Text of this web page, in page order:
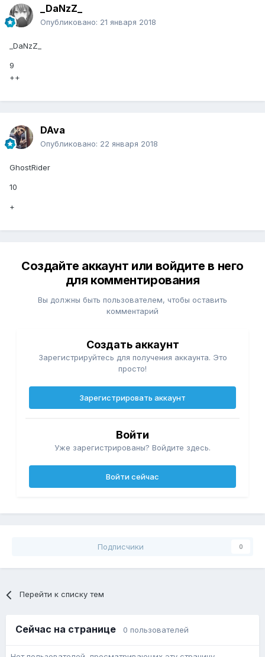
_DaNzZ_
Опубликовано: 21 января 2018
_DaNzZ_
9
++
DAva
Опубликовано: 22 января 2018
GhostRider
10
+
Создайте аккаунт или войдите в него
для комментирования
Вы должны быть пользователем, чтобы оставить
комментарий
Создать аккаунт
Зарегистрируйтесь для получения аккаунта. Это
просто!
Зарегистрировать аккаунт
Войти
Уже зарегистрированы? Войдите здесь.
Войти сейчас
Подписчики 0
Перейти к списку тем
Сейчас на странице 0 пользователей